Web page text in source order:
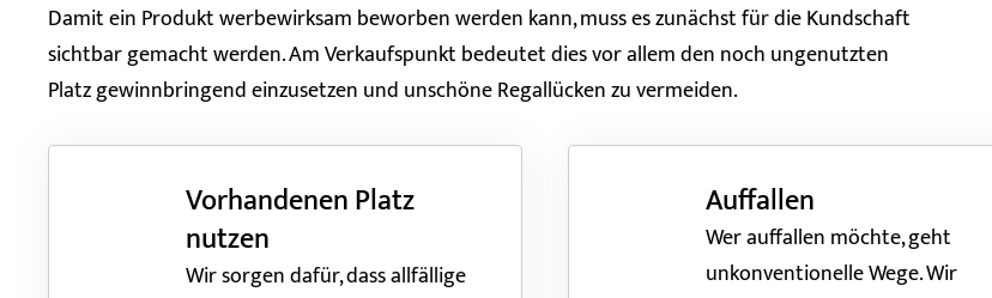
Damit ein Produkt werbewirksam beworben werden kann, muss es zunächst für die Kundschaft
sichtbar gemacht werden. Am Verkaufspunkt bedeutet dies vor allem den noch ungenutzten
Platz gewinnbringend einzusetzen und unschöne Regallücken zu vermeiden.
Vorhandenen Platz
nutzen
Wir sorgen dafür, dass allfällige
Auffallen
Wer auffallen möchte, geht
unkonventionelle Wege. Wir